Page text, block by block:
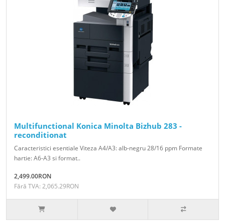
Multifunctional Konica Minolta Bizhub 283 -
reconditionat
Caracteristici esentiale Viteza A4/A3: alb-negru 28/16 ppm Formate
hartie: A6-A3 si format..
2,499.00RON
Fără TVA: 2,065.29RON